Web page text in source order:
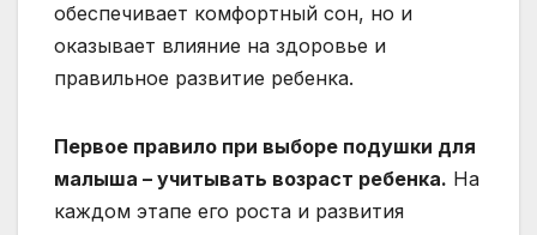
обеспечивает комфортный сон, но и
оказывает влияние на здоровье и
правильное развитие ребенка.
Первое правило при выборе подушки для
малыша – учитывать возраст ребенка. На
каждом этапе его роста и развития